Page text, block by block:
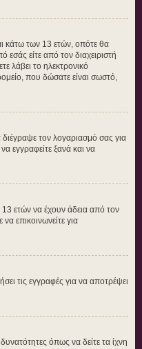
κάτω των 13 ετών, οπότε θα
εσάς είτε από τον διαχειριστή
λάβει το ηλεκτρονικό
που δώσατε είναι σωστό,
τον λογαριασμό σας για
εγγραφείτε ξανά και να
ετών να έχουν άδεια από τον
επικοινωνείτε για
τις εγγραφές για να αποτρέψει
όπως να δείτε τα ίχνη